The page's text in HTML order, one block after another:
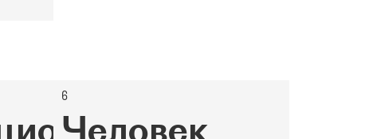
6
Человек